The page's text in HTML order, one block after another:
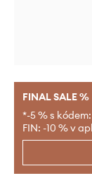
FINAL SALE %
*-5 % s
FIN: -10 % v